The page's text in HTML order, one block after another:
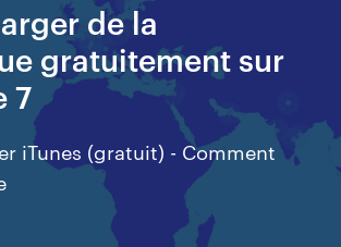
de la
gratuitement sur
7
iTunes (gratuit) - Comment